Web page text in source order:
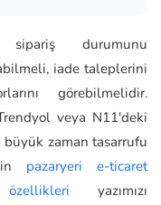
sipariş durumunu
iade taleplerini
görebilmelidir.
veya N11'deki
zaman tasarrufu
pazaryeri e-ticaret
yazımızı